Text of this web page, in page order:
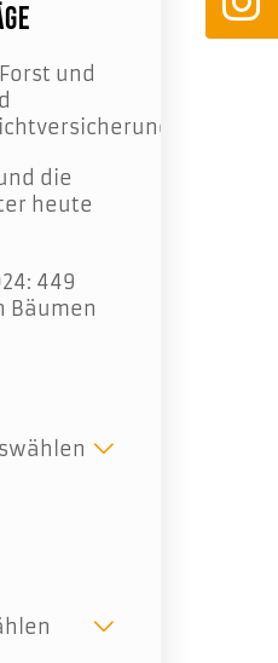
und
die
heute
449
Bäumen